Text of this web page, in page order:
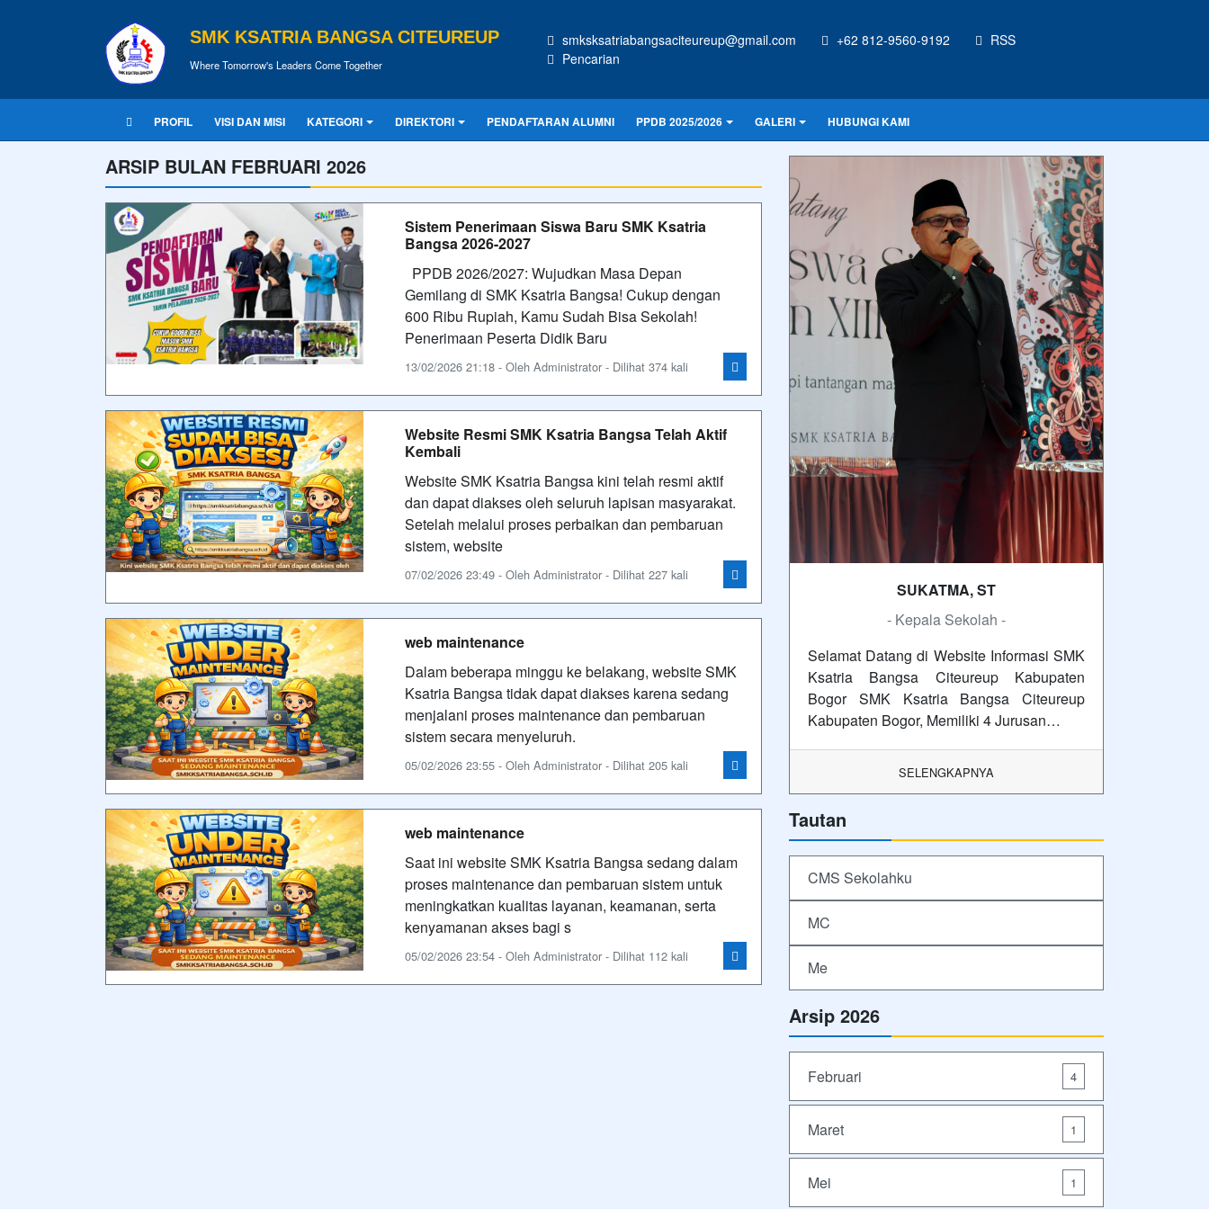
SMK KSATRIA BANGSA CITEUREUP
Where Tomorrow's Leaders Come Together
smksksatriabangsaciteureup@gmail.com +62 812-9560-9192
RSS
Pencarian
PROFIL VISI DAN MISI KATEGORI DIREKTORI PENDAFTARAN ALUMNI PPDB 2025/2026 GALERI HUBUNGI KAMI
ARSIP BULAN FEBRUARI 2026
Sistem Penerimaan Siswa Baru SMK Ksatria
Bangsa 2026-2027
PPDB 2026/2027: Wujudkan Masa Depan
Gemilang di SMK Ksatria Bangsa! Cukup dengan
600 Ribu Rupiah, Kamu Sudah Bisa Sekolah!
Penerimaan Peserta Didik Baru
13/02/2026 21:18 - Oleh Administrator - Dilihat 374 kali
Website Resmi SMK Ksatria Bangsa Telah Aktif
Kembali
Website SMK Ksatria Bangsa kini telah resmi aktif
dan dapat diakses oleh seluruh lapisan masyarakat.
Setelah melalui proses perbaikan dan pembaruan
sistem, website
07/02/2026 23:49 - Oleh Administrator - Dilihat 227 kali
web maintenance
Dalam beberapa minggu ke belakang, website SMK
Ksatria Bangsa tidak dapat diakses karena sedang
menjalani proses maintenance dan pembaruan
sistem secara menyeluruh.
05/02/2026 23:55 - Oleh Administrator - Dilihat 205 kali
web maintenance
Saat ini website SMK Ksatria Bangsa sedang dalam
proses maintenance dan pembaruan sistem untuk
meningkatkan kualitas layanan, keamanan, serta
kenyamanan akses bagi s
05/02/2026 23:54 - Oleh Administrator - Dilihat 112 kali
SUKATMA, ST
- Kepala Sekolah -
Selamat Datang di Website Informasi SMK
Ksatria Bangsa Citeureup Kabupaten
Bogor SMK Ksatria Bangsa Citeureup
Kabupaten Bogor, Memiliki 4 Jurusan…
SELENGKAPNYA
Tautan
CMS Sekolahku
MC
Me
Arsip 2026
Februari 4
Maret 1
Mei 1